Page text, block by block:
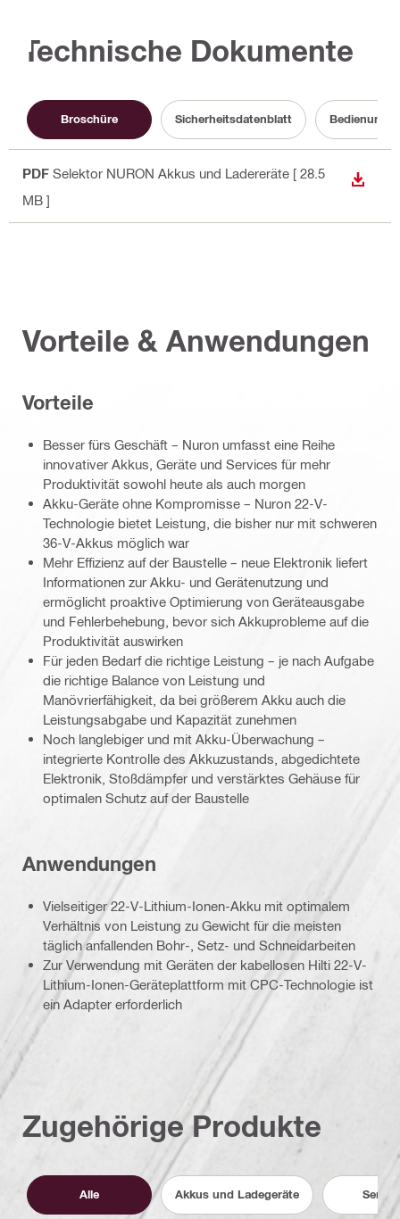
Technische Dokumente
Broschüre Sicherheitsdatenblatt
PDF Selektor NURON Akkus und Ladereräte [ 28.5
MB ]
Vorteile & Anwendungen
Vorteile
Besser fürs Geschäft – Nuron umfasst eine Reihe
innovativer Akkus, Geräte und Services für mehr
Produktivität sowohl heute als auch morgen
Akku-Geräte ohne Kompromisse – Nuron 22-V-
Technologie bietet Leistung, die bisher nur mit schweren
36-V-Akkus möglich war
Mehr Effizienz auf der Baustelle – neue Elektronik liefert
Informationen zur Akku- und Gerätenutzung und
ermöglicht proaktive Optimierung von Geräteausgabe
und Fehlerbehebung, bevor sich Akkuprobleme auf die
Produktivität auswirken
Für jeden Bedarf die richtige Leistung – je nach Aufgabe
die richtige Balance von Leistung und
Manövrierfähigkeit, da bei größerem Akku auch die
Leistungsabgabe und Kapazität zunehmen
Noch langlebiger und mit Akku-Überwachung –
integrierte Kontrolle des Akkuzustands, abgedichtete
Elektronik, Stoßdämpfer und verstärktes Gehäuse für
optimalen Schutz auf der Baustelle
Anwendungen
Vielseitiger 22-V-Lithium-Ionen-Akku mit optimalem
Verhältnis von Leistung zu Gewicht für die meisten
täglich anfallenden Bohr-, Setz- und Schneidarbeiten
Zur Verwendung mit Geräten der kabellosen Hilti 22-V-
Lithium-Ionen-Geräteplattform mit CPC-Technologie ist
ein Adapter erforderlich
Zugehörige Produkte
Alle Akkus und Ladegeräte